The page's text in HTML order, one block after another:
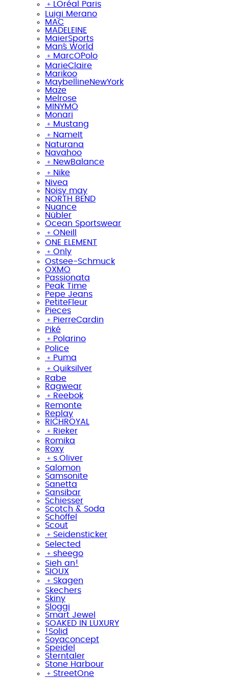
﹢
LOréal Paris
Luigi Merano
MAC
MADELEINE
MaierSports
Man´s World
﹢ MarcO´Polo
MarieClaire
Marikoo
MaybellineNewYork
Maze
Melrose
MINYMO
Monari
﹢ Mustang
﹢ NameIt
Naturana
Navahoo
﹢ NewBalance
﹢ Nike
Nivea
Noisy may
NORTH BEND
Nuance
Nübler
Ocean Sportswear
﹢ ONeill
ONE ELEMENT
﹢ Only
Ostsee-Schmuck
OXMO
Passionata
Peak Time
Pepe Jeans
PetiteFleur
Pieces
﹢ PierreCardin
Piké
﹢ Polarino
Police
﹢ Puma
﹢ Quiksilver
Rabe
Ragwear
﹢ Reebok
Remonte
Replay
RICHROYAL
﹢ Rieker
Romika
Roxy
﹢ s.Oliver
Salomon
Samsonite
Sanetta
Sansibar
Schiesser
Scotch & Soda
Schöffel
Scout
﹢ Seidensticker
Selected
﹢ sheego
Sieh an!
SIOUX
﹢ Skagen
Skechers
Skiny
Sloggi
Smart Jewel
SOAKED IN LUXURY
!Solid
Soyaconcept
Speidel
Sterntaler
Stone Harbour
﹢ StreetOne